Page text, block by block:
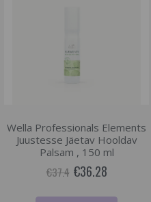
Wella Professionals Elements
Juustesse Jäetav Hooldav
Palsam , 150 ml
€37.4 €36.28